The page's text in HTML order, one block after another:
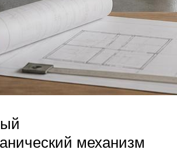
механизм